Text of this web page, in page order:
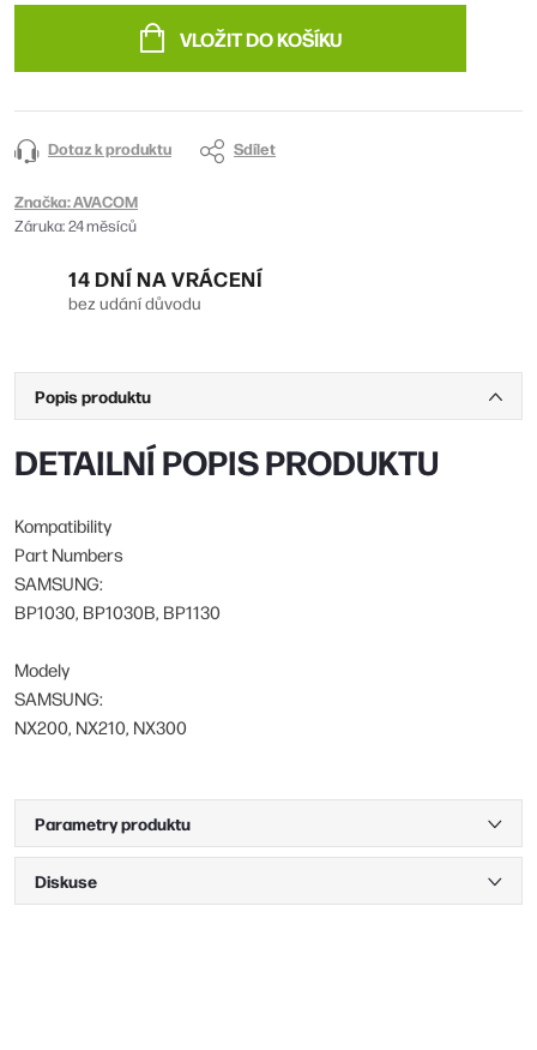
VLOŽIT DO KOŠÍKU
Dotaz k produktu Sdílet
Značka:AVACOM
Záruka:24 měsíců
14 DNÍ NA VRÁCENÍ
bez udání důvodu
Popis produktu
DETAILNÍ POPIS PRODUKTU
Kompatibility
Part Numbers
SAMSUNG:
BP1030, BP1030B, BP1130
Modely
SAMSUNG:
NX200, NX210, NX300
Parametry produktu
Diskuse